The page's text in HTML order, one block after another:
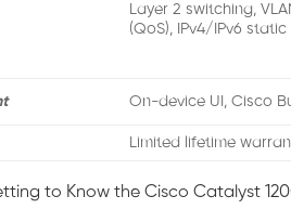
Layer 2 switching,
(QoS), IPv4/IPv6
On-device UI, Cisco
Limited lifetime
to Know the Cisco Catalyst